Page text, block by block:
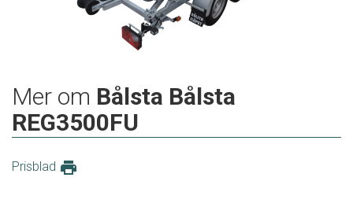
Mer om Bålsta Bålsta
REG3500FU
Prisblad print